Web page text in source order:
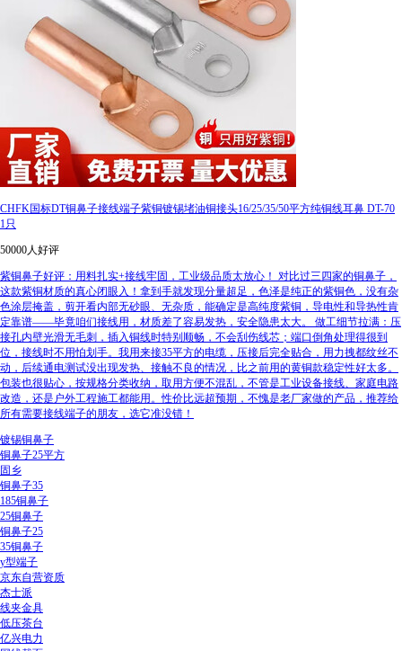
CHFK国标DT铜鼻子接线端子紫铜镀锡堵油铜接头16/25/35/50平方纯铜线耳鼻 DT-70
1只
50000人好评
紫铜鼻子好评：用料扎实+接线牢固，工业级品质太放心！ 对比过三四家的铜鼻子，
这款紫铜材质的真心闭眼入！拿到手就发现分量超足，色泽是纯正的紫铜色，没有杂
色涂层掩盖，剪开看内部无砂眼、无杂质，能确定是高纯度紫铜，导电性和导热性肯
定靠谱——毕竟咱们接线用，材质差了容易发热，安全隐患太大。 做工细节拉满：压
接孔内壁光滑无毛刺，插入铜线时特别顺畅，不会刮伤线芯；端口倒角处理得很到
位，接线时不用怕划手。我用来接35平方的电缆，压接后完全贴合，用力拽都纹丝不
动，后续通电测试没出现发热、接触不良的情况，比之前用的黄铜款稳定性好太多。
包装也很贴心，按规格分类收纳，取用方便不混乱，不管是工业设备接线、家庭电路
改造，还是户外工程施工都能用。性价比远超预期，不愧是老厂家做的产品，推荐给
所有需要接线端子的朋友，选它准没错！
镀锡铜鼻子
铜鼻子25平方
固乡
铜鼻子35
185铜鼻子
25铜鼻子
铜鼻子25
35铜鼻子
y型端子
京东自营资质
杰士派
线夹金具
低压茶台
亿兴电力